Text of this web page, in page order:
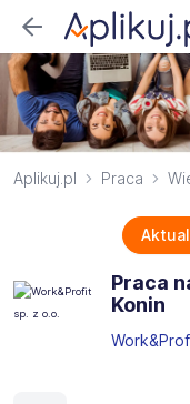
Aplikuj.pl Praca
Praca
Konin